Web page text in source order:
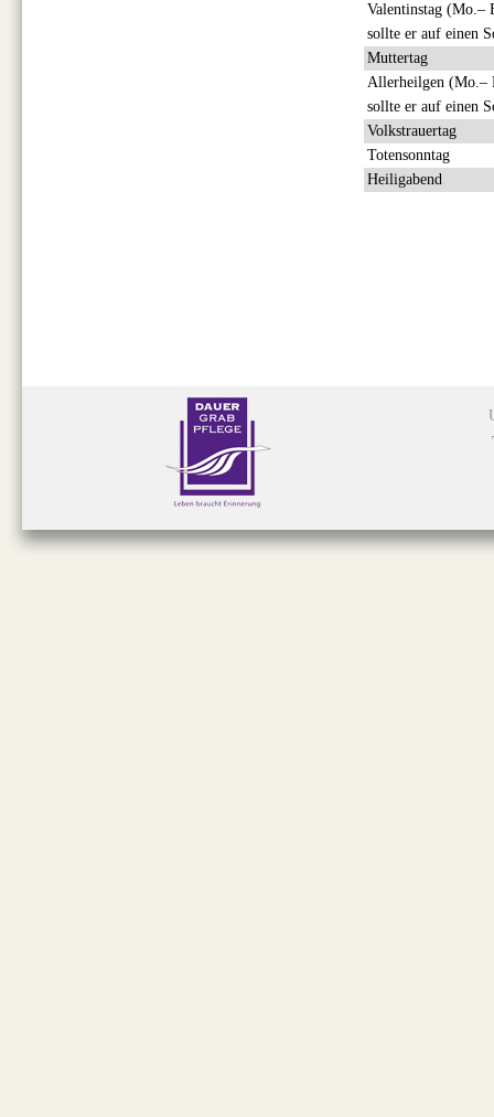
Valentinstag (Mo.–
sollte er auf einen
Muttertag
Allerheilgen (Mo.–
sollte er auf einen
Volkstrauertag
Totensonntag
Heiligabend